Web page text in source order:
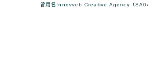
曾用名Innovveb Creative Agency（